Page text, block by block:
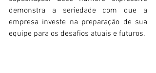
demonstra a seriedade com que a
empresa investe na preparação de sua
equipe para os desafios atuais e futuros.